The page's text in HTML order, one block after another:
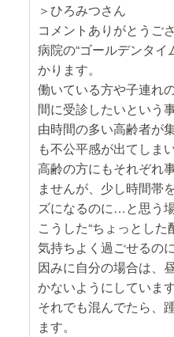
＞ひろみつさん
コメントありがとうご
病院の“ゴールデンタイ
かります。
働いている方や子連れ
間に受診したいという
由時間の多い高齢者が
も不公平感が出てしま
高齢の方にもそれぞれ
ませんが、少し時間帯
ズになるのに…と思う
こうした“ちょっとし
気持ちよく過ごせるの
因みに自分の場合は、
かないようにしています
それでも混んでたら、
ます。